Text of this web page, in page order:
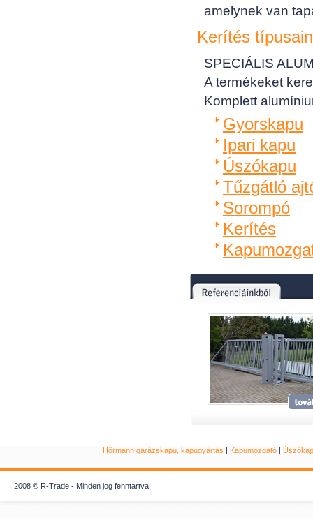
amelynek van
Kerítés
SPECIÁLIS
A termékeket
Komplett
Gyorskapu
Ipari kapu
Úszókapu
Tűzgátló
Sorompó
Kerítés
Hörmann garázskapu, kapugyártás | Kapumozgató|
2008 © R-Trade - Minden jog fenntartva!